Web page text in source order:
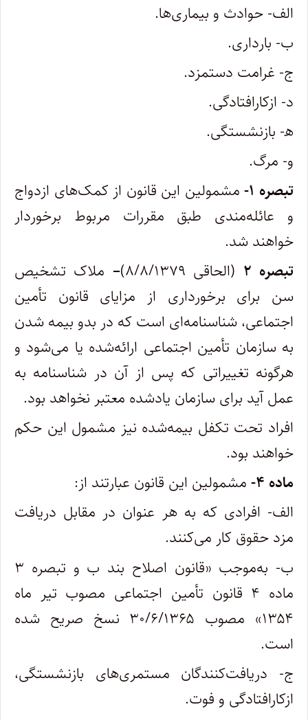
‌الف- حوادث و بیماری‌ها.
ب- بارداری.
ج- غرامت دستمزد.
د- ازکارافتادگی.
ﮬ- بازنشستگی.
‌و- مرگ.
تبصره ۱-
مشمولین این قانون از کمک‌های ازدواج
و عائله‌مندی طبق مقررات مربوط برخوردار
خواهند شد.
تبصره ۲
(الحاقی ۸/۸/۱۳۷۹) – ملاک تشخیص
سن برای برخورداری از مزایای قانون تأمین
اجتماعی، شناسنامه‌ای است که در بدو بیمه شدن
به سازمان تأمین اجتماعی ارائه‌شده یا می‌شود و
هرگونه تغییراتی که پس از آن در شناسنامه به
عمل آید برای سازمان یادشده معتبر نخواهد بود.
‌افراد تحت تکفل بیمه‌شده نیز مشمول این حکم
خواهند بود.
ماده ۴-
مشمولین این قانون عبارتند از:
الف- افرادی که به هر عنوان در مقابل دریافت
مزد حقوق کار می‌کنند.
ب- به‌موجب «قانون اصلاح بند ب و تبصره ۳
ماده ۴ قانون تأمین اجتماعی مصوب تیر ماه
۱۳۵۴» مصوب ۳۰/۶/۱۳۶۵ نسخ صریح شده
است.
ج- دریافت‌کنندگان مستمری‌های بازنشستگی،
ازکارافتادگی و فوت.